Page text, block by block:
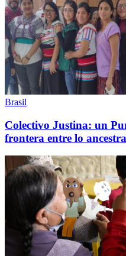
Brasil
Colectivo Justina: un
frontera entre lo